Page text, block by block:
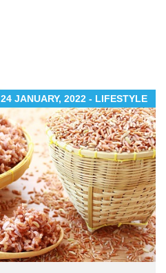
24 JANUARY, 2022 - LIFESTYLE